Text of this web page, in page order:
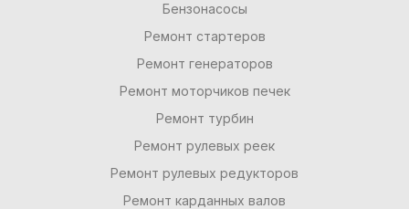
Бензонасосы
Ремонт стартеров
Ремонт генераторов
Ремонт моторчиков печек
Ремонт турбин
Ремонт рулевых реек
Ремонт рулевых редукторов
Ремонт карданных валов